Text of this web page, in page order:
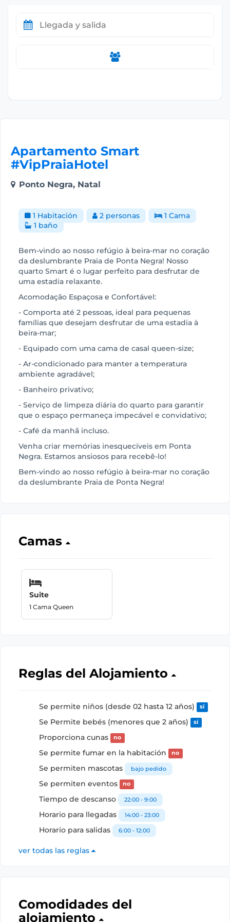
Apartamento Smart
#VipPraiaHotel
Ponto Negra, Natal
1 Habitación 2 personas
1 Cama
1 baño
Bem-vindo ao nosso refúgio à beira-mar no coração
da deslumbrante Praia de Ponta Negra! Nosso
quarto Smart é o lugar perfeito para desfrutar de
uma estadia relaxante.
Acomodação Espaçosa e Confortável:
- Comporta até 2 pessoas, ideal para pequenas
famílias que desejam desfrutar de uma estadia à
beira-mar;
- Equipado com uma cama de casal queen-size;
- Ar-condicionado para manter a temperatura
ambiente agradável;
- Banheiro privativo;
- Serviço de limpeza diária do quarto para garantir
que o espaço permaneça impecável e convidativo;
- Café da manhã incluso.
Venha criar memórias inesquecíveis em Ponta
Negra. Estamos ansiosos para recebê-lo!
Bem-vindo ao nosso refúgio à beira-mar no coração
da deslumbrante Praia de Ponta Negra!
Camas
Suite
1 Cama Queen
Reglas del Alojamiento
Se permite niños (desde 02 hasta 12 años) sí
Se Permite bebés (menores que 2 años) sí
Proporciona cunas no
Se permite fumar en la habitación no
Se permiten mascotas bajo pedido
Se permiten eventos no
Tiempo de descanso 22:00 - 9:00
Horario para llegadas 14:00 - 23:00
Horario para salidas 6:00 - 12:00
ver todas las reglas
Comodidades del
alojamiento